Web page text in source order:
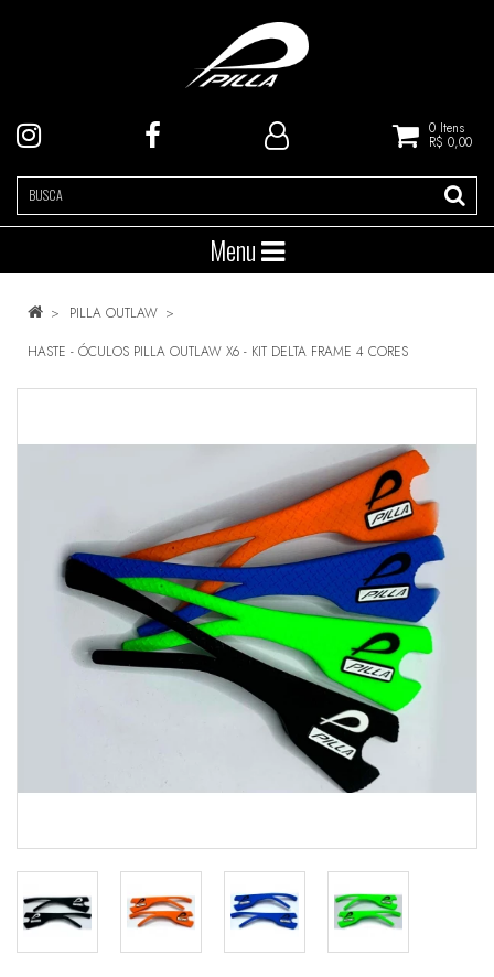
0 Itens
R$ 0,00
Menu
PILLA OUTLAW
HASTE - ÓCULOS PILLA OUTLAW X6 - KIT DELTA FRAME 4 CORES